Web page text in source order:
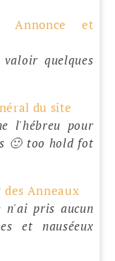
Annonce et
quelques
du site
l'hébreu pour
🙂 too hold fot
des Anneaux
n'ai pris aucun
et nauséeux